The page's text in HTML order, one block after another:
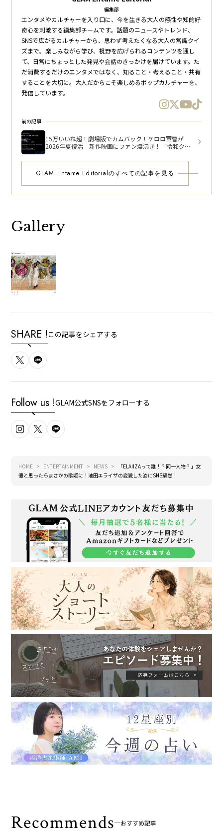
編集部
エンタメやカルチャーを入り口に、今を生きる大人の感性や知的好
奇心を刺激する編集部チームです。話題のニュースやトレンド、
SNSで広がるカルチャーから、思わず考えたくなる大人の常識クイ
ズまで。楽しみながら学び、視野を広げられるコンテンツを通し
て、日常にちょっとした発見や会話のきっかけを届けています。た
だ消費するだけのエンタメではなく、知ること・考えること・共有
することを大切に。大人だからこそ楽しめるポップカルチャーを、
発信しています。
前の記事
15万いいね超！劇場版でカムバック！ケロロ軍曹が
2026年夏復活 新作映画にファン爆沸き！「令和クオ
GLAM Entame Editorialのすべての記事を見る
Gallery
SHARE ! この記事をシェアする
Follow us !GLAM公式SNSをフォローする
HOME ENTERTAINMENT NEWS
「ELAIIZAって誰！？同一人物？」女
優と思ったらまさかの歌姫に！池田エライザの変貌した姿にSNS騒然！
Recommends おすすめ記事